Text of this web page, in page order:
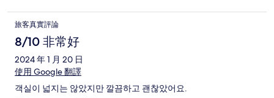
旅客真實評論
8/10 非常好
2024 年 1 月 20 日
使用 Google 翻譯
객실이 넓지는 않았지만 깔끔하고 괜찮았어요.